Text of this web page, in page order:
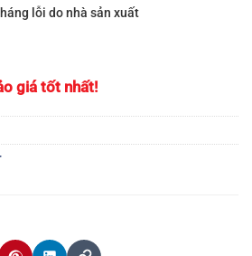
lỗi do nhà sản xuất
giá tốt nhất!